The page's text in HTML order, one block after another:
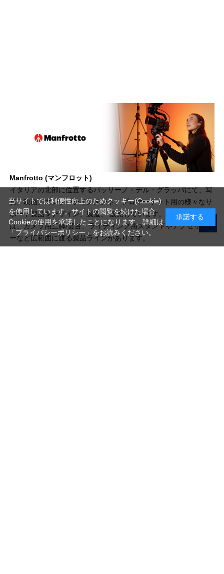
Manfrotto (マンフロット)
イタリアの北部に位置するバッサーノ・デル・グラッパにて、写
真、映画、エンターテインメント、プロマーケット用の様々なサ
ポート製品をデザイン、製造、 販売しています。当ブランド
は、カメラ用三脚/雲台、ライティング用スタンドやアクセサリ
ーなど広範囲に渡る製品ラインがあります。
当サイトでは利便性向上のためクッキー(Cookie)
を使用しています。サイトの閲覧を続けた場合
Cookieの使用を承諾したことになります。詳細は
「プライバシーポリシー」 をお読みください。
承諾する